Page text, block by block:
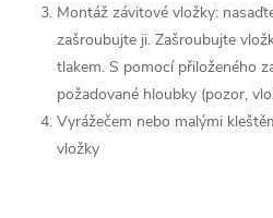
Montáž závitové vložky:
zašroubujte ji. Zašroubujte
tlakem. S pomocí přiloženého
požadované hloubky (pozor,
Vyrážečem nebo malými
vložky